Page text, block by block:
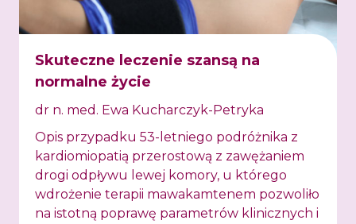
Skuteczne leczenie szansą na
normalne życie
dr n. med. Ewa Kucharczyk-Petryka
Opis przypadku 53-letniego podróżnika z
kardiomiopatią przerostową z zawężaniem
drogi odpływu lewej komory, u którego
wdrożenie terapii mawakamtenem pozwoliło
na istotną poprawę parametrów klinicznych i